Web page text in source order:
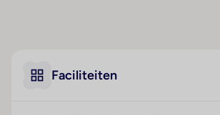
Faciliteiten